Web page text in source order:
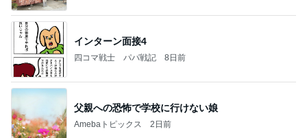
インターン面接4
四コマ戦士 パパ戦記 8日前
父親への恐怖で学校に行けない娘
Amebaトピックス 2日前